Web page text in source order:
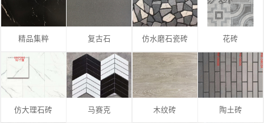
精品集粹 复古石 仿水磨石瓷砖 花砖
仿大理石砖 马赛克 木纹砖 陶土砖